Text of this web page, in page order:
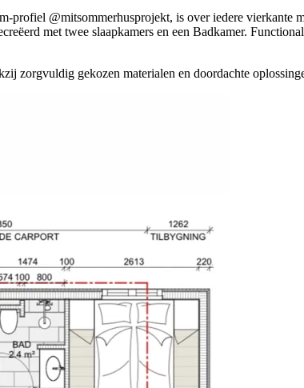
@mitsommerhusprojekt, is over iedere vierkante
met twee slaapkamers en een Badkamer.
zorgvuldig gekozen materialen en doordachte